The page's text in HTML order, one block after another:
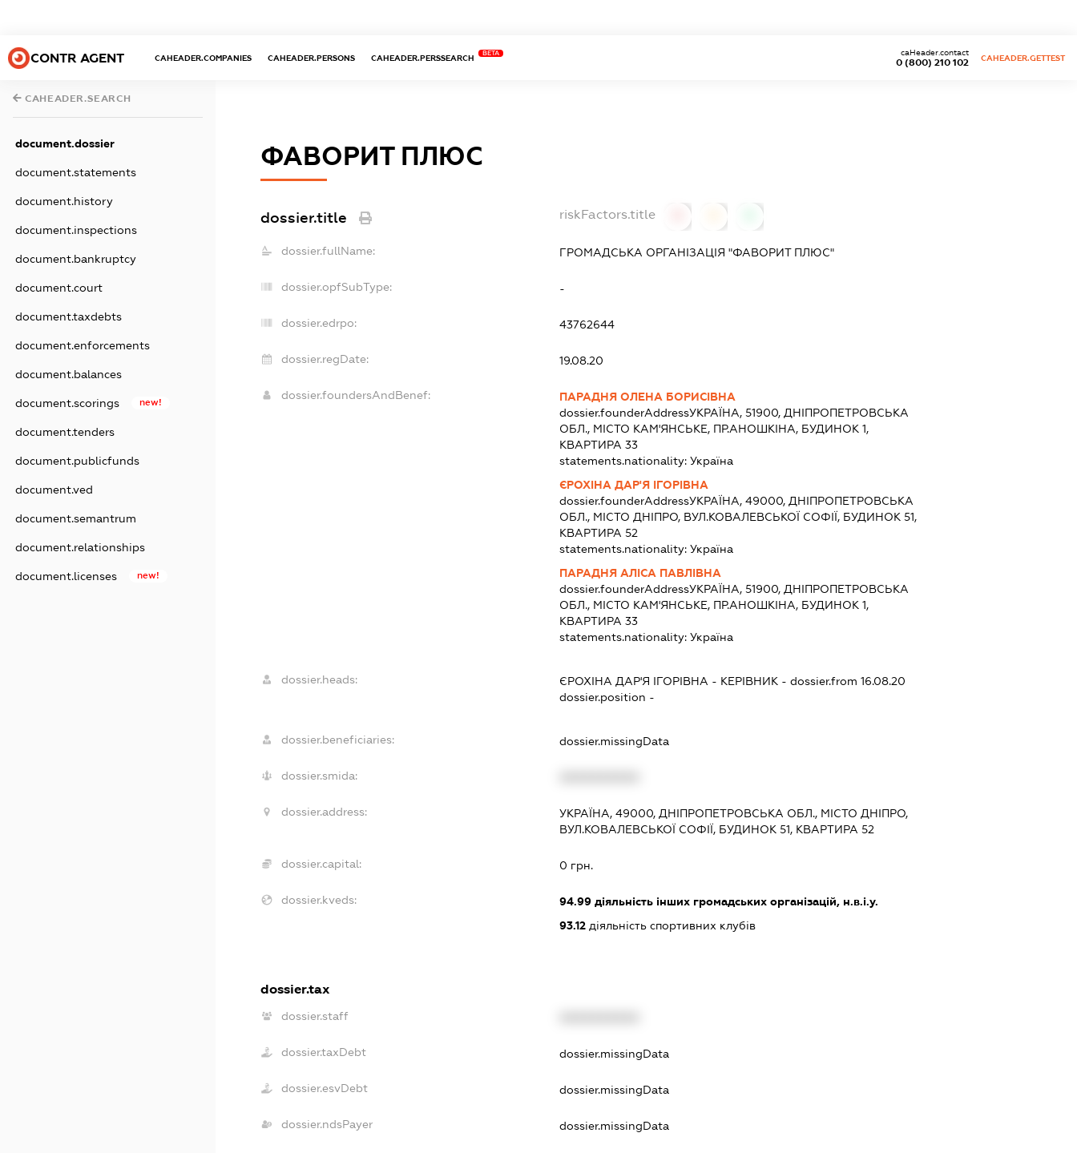
CONTR AGENT CAHEADER.COMPANIES CAHEADER.PERSONS CAHEADER.PERSSEARCH
BETA
0 (800) 210 102
caHeader.contact
CAHEADER.GETTEST
CAHEADER.SEARCH
document.dossier
document.statements
document.history
document.inspections
document.bankruptcy
document.court
document.taxdebts
document.enforcements
document.balances
document.scorings new!
document.tenders
document.publicfunds
document.ved
document.semantrum
document.relationships
document.licenses new!
ФАВОРИТ ПЛЮС
dossier.title riskFactors.title
dossier.fullName: ГРОМАДСЬКА ОРГАНІЗАЦІЯ "ФАВОРИТ ПЛЮС"
dossier.opfSubType: -
dossier.edrpo: 43762644
dossier.regDate: 19.08.20
dossier.foundersAndBenef:
ПАРАДНЯ ОЛЕНА БОРИСІВНА
dossier.founderAddressУКРАЇНА, 51900, ДНІПРОПЕТРОВСЬКА
ОБЛ., МІСТО КАМ'ЯНСЬКЕ, ПР.АНОШКІНА, БУДИНОК 1,
КВАРТИРА 33
statements.nationality: Україна
ЄРОХІНА ДАР'Я ІГОРІВНА
dossier.founderAddressУКРАЇНА, 49000, ДНІПРОПЕТРОВСЬКА
ОБЛ., МІСТО ДНІПРО, ВУЛ.КОВАЛЕВСЬКОЇ СОФІЇ, БУДИНОК 51,
КВАРТИРА 52
statements.nationality: Україна
ПАРАДНЯ АЛІСА ПАВЛІВНА
dossier.founderAddressУКРАЇНА, 51900, ДНІПРОПЕТРОВСЬКА
ОБЛ., МІСТО КАМ'ЯНСЬКЕ, ПР.АНОШКІНА, БУДИНОК 1,
КВАРТИРА 33
statements.nationality: Україна
dossier.heads: ЄРОХІНА ДАР'Я ІГОРІВНА - КЕРІВНИК - dossier.from 16.08.20
dossier.position -
dossier.beneficiaries: dossier.missingData
dossier.smida:
dossier.address:
УКРАЇНА, 49000, ДНІПРОПЕТРОВСЬКА ОБЛ., МІСТО ДНІПРО,
ВУЛ.КОВАЛЕВСЬКОЇ СОФІЇ, БУДИНОК 51, КВАРТИРА 52
dossier.capital: 0 грн.
dossier.kveds: 94.99діяльність інших громадських організацій, н.в.і.у.
93.12діяльність спортивних клубів
dossier.tax
dossier.staff
dossier.taxDebt dossier.missingData
dossier.esvDebt dossier.missingData
dossier.ndsPayer dossier.missingData